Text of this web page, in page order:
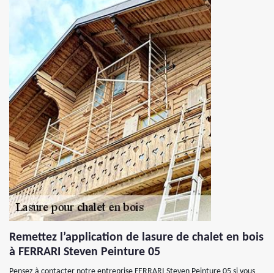
Remettez l’application de lasure de chalet en bois
à FERRARI Steven Peinture 05